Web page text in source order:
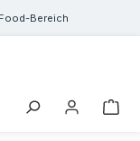
Bereich